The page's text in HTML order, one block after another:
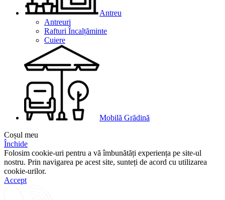
Antreu
Antreuri
Rafturi Încalțăminte
Cuiere
Mobilă Grădină
Coșul meu
Închide
Folosim cookie-uri pentru a vă îmbunătăți experiența pe site-ul
nostru. Prin navigarea pe acest site, sunteți de acord cu utilizarea
cookie-urilor.
Accept